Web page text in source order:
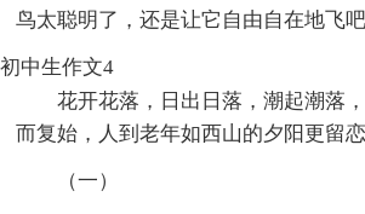
鸟太聪明了，还是让它自由自在地飞吧
初中生作文4
花开花落，日出日落，潮起潮落
而复始，人到老年如西山的夕阳更留恋
（一）